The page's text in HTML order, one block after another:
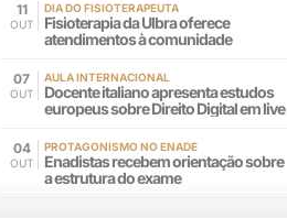
11
OUT
DIA DO FISIOTERAPEUTA
Fisioterapia da Ulbra oferece
atendimentos à comunidade
07
OUT
AULA INTERNACIONAL
Docente italiano apresenta estudos
europeus sobre Direito Digital em live
04
OUT
PROTAGONISMO NO ENADE
Enadistas recebem orientação sobre
a estrutura do exame